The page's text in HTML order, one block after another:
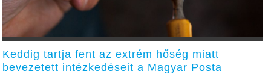
Keddig tartja fent az extrém hőség miatt
bevezetett intézkedéseit a Magyar Posta